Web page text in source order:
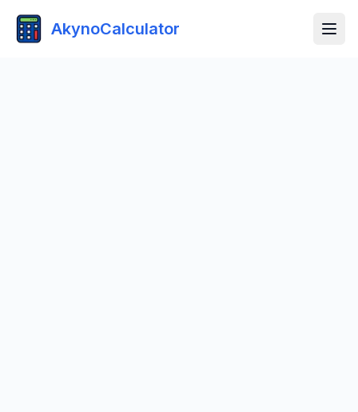
AkynoCalculator